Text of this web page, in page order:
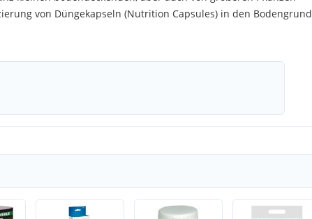
von Düngekapseln (Nutrition Capsules) in den Bodengrund